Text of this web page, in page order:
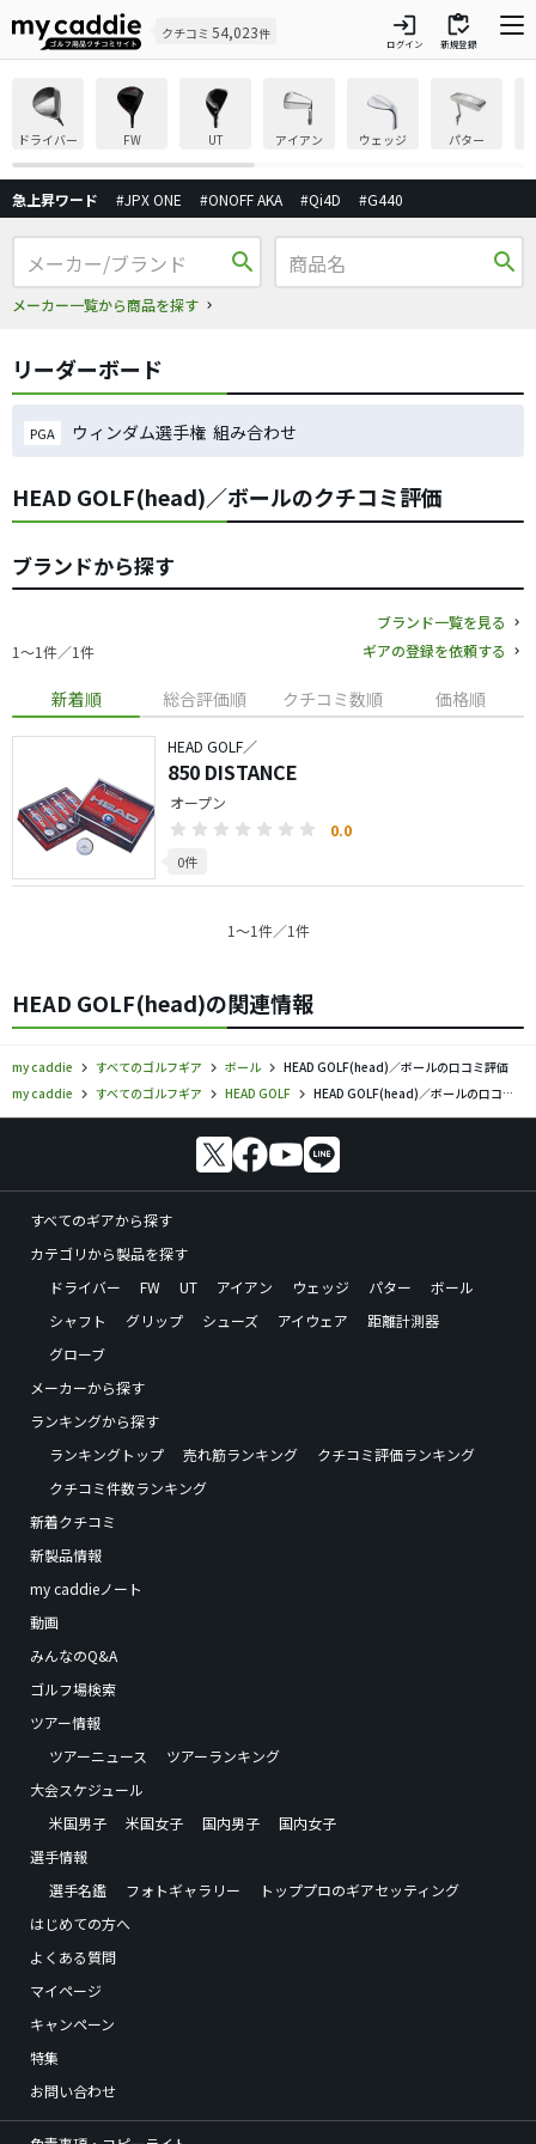
クチコミ 54,023件 login
ログイン
inventory
新規登録
ドライバー FW UT アイアン ウェッジ パター
急上昇ワード #JPX ONE #ONOFF AKA #Qi4D #G440
search
メーカー一覧から商品を探す
search
リーダーボード
PGA ウィンダム選手権 組み合わせ
HEAD GOLF(head)／ボールのクチコミ評価
ブランドから探す
1〜1件／1件
ブランド一覧を見る
ギアの登録を依頼する
新着順 総合評価順 クチコミ数順 価格順
HEAD GOLF／
850 DISTANCE
オープン
0.0
0件
1〜1件／1件
HEAD GOLF(head)の関連情報
my caddie すべてのゴルフギア ボール
HEAD GOLF(head)／ボールの口コミ評価
my caddie
すべてのゴルフギア HEAD GOLF HEAD GOLF(head)／ボールの口コミ評価
すべてのギアから探す
カテゴリから製品を探す
ドライバー
FW UT アイアン ウェッジ パター
ボール
シャフト
グリップ シューズ アイウェア
距離計測器
グローブ
メーカーから探す
ランキングから探す
ランキングトップ
売れ筋ランキング
クチコミ評価ランキング
クチコミ件数ランキング
新着クチコミ
新製品情報
my caddieノート
動画
みんなのQ&A
ゴルフ場検索
ツアー情報
ツアーニュース
ツアーランキング
大会スケジュール
米国男子
米国女子 国内男子
国内女子
選手情報
選手名鑑
フォトギャラリー
トッププロのギアセッティング
はじめての方へ
よくある質問
マイページ
キャンペーン
特集
お問い合わせ